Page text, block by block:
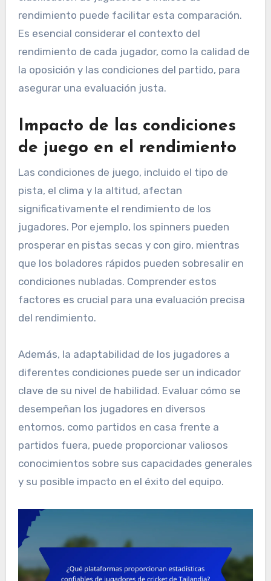
rendimiento puede facilitar esta comparación.
Es esencial considerar el contexto del
rendimiento de cada jugador, como la calidad de
la oposición y las condiciones del partido, para
asegurar una evaluación justa.
Impacto de las condiciones
de juego en el rendimiento
Las condiciones de juego, incluido el tipo de
pista, el clima y la altitud, afectan
significativamente el rendimiento de los
jugadores. Por ejemplo, los spinners pueden
prosperar en pistas secas y con giro, mientras
que los boladores rápidos pueden sobresalir en
condiciones nubladas. Comprender estos
factores es crucial para una evaluación precisa
del rendimiento.
Además, la adaptabilidad de los jugadores a
diferentes condiciones puede ser un indicador
clave de su nivel de habilidad. Evaluar cómo se
desempeñan los jugadores en diversos
entornos, como partidos en casa frente a
partidos fuera, puede proporcionar valiosos
conocimientos sobre sus capacidades generales
y su posible impacto en el éxito del equipo.